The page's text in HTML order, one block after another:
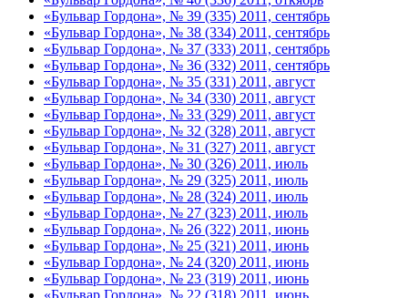
«Бульвар Гордона», № 39 (335) 2011, сентябрь
«Бульвар Гордона», № 38 (334) 2011, сентябрь
«Бульвар Гордона», № 37 (333) 2011, сентябрь
«Бульвар Гордона», № 36 (332) 2011, сентябрь
«Бульвар Гордона», № 35 (331) 2011, август
«Бульвар Гордона», № 34 (330) 2011, август
«Бульвар Гордона», № 33 (329) 2011, август
«Бульвар Гордона», № 32 (328) 2011, август
«Бульвар Гордона», № 31 (327) 2011, август
«Бульвар Гордона», № 30 (326) 2011, июль
«Бульвар Гордона», № 29 (325) 2011, июль
«Бульвар Гордона», № 28 (324) 2011, июль
«Бульвар Гордона», № 27 (323) 2011, июль
«Бульвар Гордона», № 26 (322) 2011, июнь
«Бульвар Гордона», № 25 (321) 2011, июнь
«Бульвар Гордона», № 24 (320) 2011, июнь
«Бульвар Гордона», № 23 (319) 2011, июнь
«Бульвар Гордона», № 22 (318) 2011, июнь